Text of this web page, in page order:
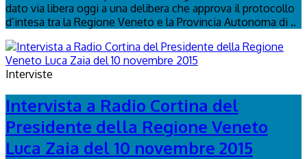
dato via libera oggi a una delibera che approva il protocollo
d’intesa tra la Regione Veneto e la Provincia Autonoma di ..
Interviste
Intervista a Radio Cortina del
Presidente della Regione Veneto
Luca Zaia del 10 novembre 2015